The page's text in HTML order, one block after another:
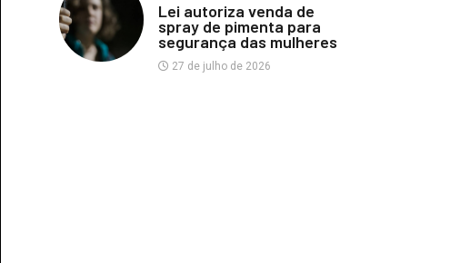
Lei autoriza venda de
spray de pimenta para
segurança das mulheres
27 de julho de 2026